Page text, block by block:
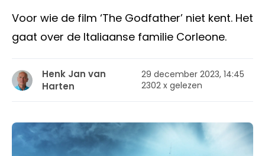
Voor wie de film ‘The Godfather’ niet kent. Het
gaat over de Italiaanse familie Corleone.
Henk Jan van
Harten
29 december 2023, 14:45
2302 x gelezen